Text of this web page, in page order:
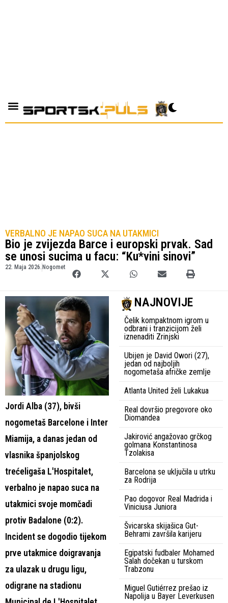
VERBALNO JE NAPAO SUCA NA UTAKMICI
Bio je zvijezda Barce i europski prvak. Sad
se unosi sucima u facu: “Ku*vini sinovi”
22. Maja 2026. Nogomet
Jordi Alba (37), bivši
nogometaš Barcelone i Inter
Miamija, a danas jedan od
vlasnika španjolskog
trećeligaša L'Hospitalet,
verbalno je napao suca na
utakmici svoje momčadi
protiv Badalone (0:2).
Incident se dogodio tijekom
prve utakmice doigravanja
za ulazak u drugu ligu,
odigrane na stadionu
NAJNOVIJE
Čelik kompaktnom igrom u
odbrani i tranzicijom želi
iznenaditi Zrinjski
Ubijen je David Owori (27),
jedan od najboljih
nogometaša afričke zemlje
Atlanta United želi Lukakua
Real dovršio pregovore oko
Diomandea
Jakirović angažovao grčkog
golmana Konstantinosa
Tzolakisa
Barcelona se uključila u utrku
za Rodrija
Pao dogovor Real Madrida i
Viniciusa Juniora
Švicarska skijašica Gut-
Behrami završila karijeru
Egipatski fudbaler Mohamed
Salah dočekan u turskom
Trabzonu
Miguel Gutiérrez prešao iz
Napolija u Bayer Leverkusen